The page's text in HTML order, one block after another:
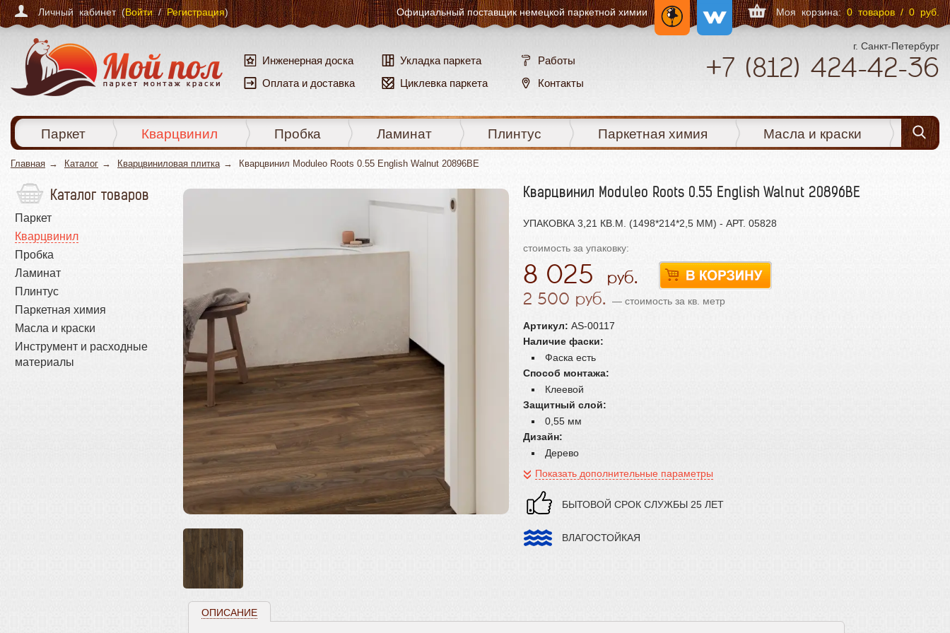
Моя корзина:0 товаров / 0 руб.
Личный кабинет (Войти/Регистрация) Официальный поставщикнемецкой паркетной химии
Инженерная доска
Оплата и доставка
Укладка паркета
Циклевка паркета
Работы
Контакты
г. Санкт-Петербург
+7 (812) 424-42-36
Паркет Кварцвинил Пробка Ламинат Плинтус Паркетная химия Масла и краски
Главная Каталог Кварцвиниловая плитка Кварцвинил Moduleo Roots 0.55 English Walnut 20896BE
Каталог товаров
Паркет
Кварцвинил
Пробка
Ламинат
Плинтус
Паркетная химия
Масла и краски
Инструмент и расходные
материалы
Кварцвинил Moduleo Roots 0.55 English Walnut 20896BE
УПАКОВКА 3,21 КВ.М. (1498*214*2,5 ММ) - АРТ. 05828
стоимость за упаковку:
8 025
2 500 — стоимость за кв. метр
Артикул: AS-00117
Наличие фаски:
Фаска есть
Способ монтажа:
Клеевой
Защитный слой:
0,55 мм
Дизайн:
Дерево
Показать дополнительные параметры
БЫТОВОЙ СРОК СЛУЖБЫ 25 ЛЕТ
ВЛАГОСТОЙКАЯ
ОПИСАНИЕ